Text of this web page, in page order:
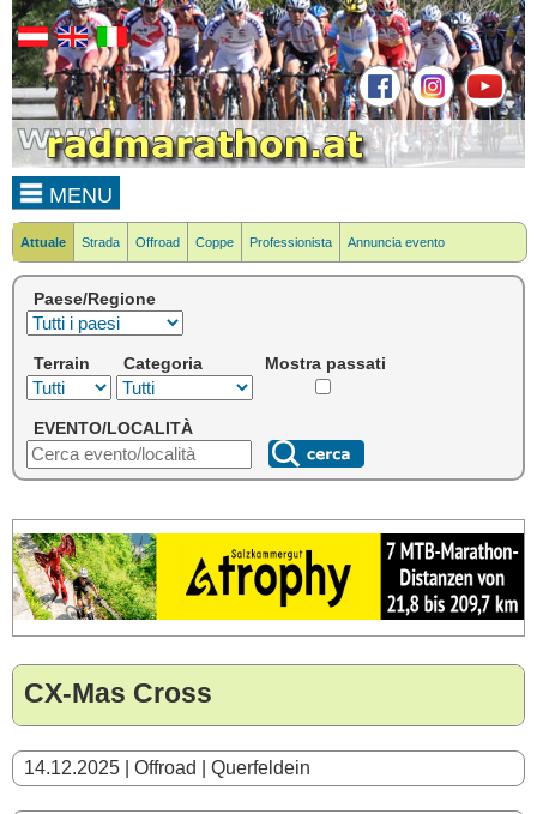
MENU
Attuale Strada Offroad Coppe Professionista Annuncia evento
Paese/Regione
Terrain Categoria Mostra passati
EVENTO/LOCALITÀ
CX-Mas Cross
14.12.2025 | Offroad | Querfeldein